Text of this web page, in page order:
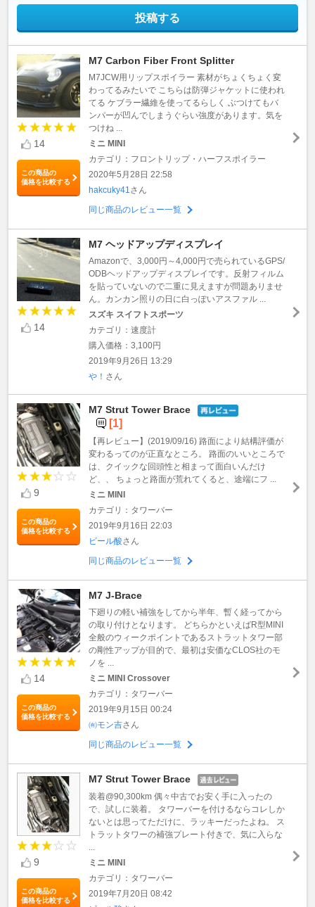
投稿する
14
この商品の
価格を比較する
M7 Carbon Fiber Front Splitter
M7JCW用リップスポイラー 素材がちょくちょく変
わってるみたいで こちらは防弾ジャケットに使われ
てる ケブラー繊維を使ってるらしく ぶつけてもバ
ンパーが凹んでしまうぐらい強度があります。気を
つけね ...
ミニ MINI
カテゴリ：フロントリップ・ハーフスポイラー
2020年5月28日 22:58
hakcuky41さん
同じ商品のレビュー一覧
14
M7 ヘッドアップディスプレイ
Amazonで、3,000円～4,000円で売られているGPS/
ODBヘッドアップディスプレイです。反射フィルム
を貼っていないので二重に見えますが問題ありませ
ん。カンカン照りの日に白っぽいアスファル ...
スズキ スイフトスポーツ
カテゴリ：速度計
購入価格：3,100円
2019年9月26日 13:29
や！ さん
9
この商品の
価格を比較する
M7 Strut Tower Brace
[1]
【再レビュー】(2019/09/16) 路面により結構評価が
変わるってのが正直なところ。 路面のいいところで
は、クイックな回頭性と相まって面白いんだけ
ど、、 ちょっと路面が荒れてくると、途端にフ ...
ミニ MINI
カテゴリ：タワーバー
2019年9月16日 22:03
ビール酸さん
同じ商品のレビュー一覧
14
この商品の
価格を比較する
M7 J-Brace
下廻りの軽い補強をしてから半年、暫く経ってから
の取り付けとなります。 どちらかといえばR型MINI
全般のウィークポイントであるストラットタワー部
の剛性アップが目的で、最初は安価なCLOS社のモ
ノを ...
ミニ MINI Crossover
カテゴリ：タワーバー
2019年9月15日 00:24
㈲モン吉さん
同じ商品のレビュー一覧
9
この商品の
価格を比較する
M7 Strut Tower Brace
装着@90,300km 偶々中古でお安く手に入ったの
で、試しに装着。 タワーバーを付けるならコレしか
ないとは思ってただけに、ラッキーだったよね。 ス
トラットタワーの補強プレート付きで、気に入らな
...
ミニ MINI
カテゴリ：タワーバー
2019年7月20日 08:42